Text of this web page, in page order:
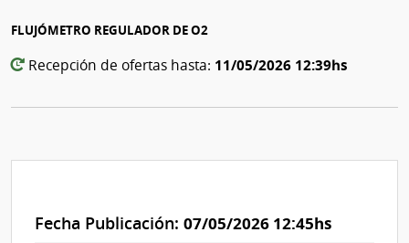
FLUJÓMETRO REGULADOR DE O2
Recepción de ofertas hasta: 11/05/2026 12:39hs
Fecha Publicación: 07/05/2026 12:45hs